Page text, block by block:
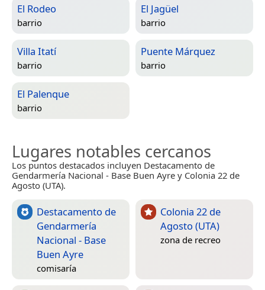
El Rodeo
barrio
El Jagüel
barrio
Villa Itatí
barrio
Puente Márquez
barrio
El Palenque
barrio
Lugares notables cercanos
Los puntos destacados incluyen Destacamento de
Gendarmería Nacional - Base Buen Ayre y Colonia 22 de
Agosto (UTA).
Destacamento de
Gendarmería
Nacional - Base
Buen Ayre
comisaría
Colonia 22 de
Agosto (UTA)
zona de recreo